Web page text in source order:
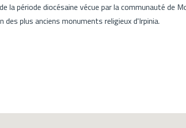
la période diocésaine vécue par la communauté de
des plus anciens monuments religieux d'Irpinia.